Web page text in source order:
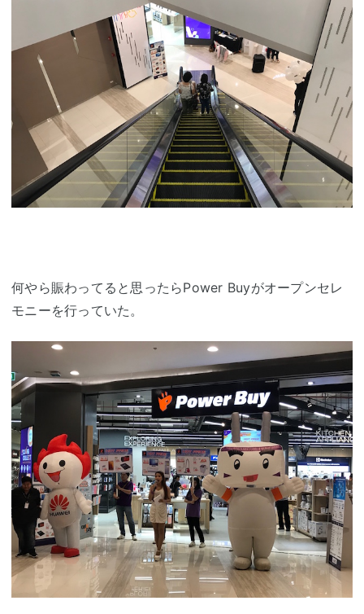
何やら賑わってると思ったらPower Buyがオープンセレ
モニーを行っていた。